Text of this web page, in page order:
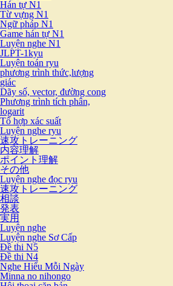
Hán tự N1
Từ vựng N1
Ngữ pháp N1
Game hán tự N1
Luyện nghe N1
JLPT-1kyu
Luyện toán ryu
phương trình thức,lượng
giác
Dãy số, vector, đường cong
Phương trình tích phân,
logarit
Tổ hợp xác suất
Luyện nghe ryu
速攻トレーニング
内容理解
ポイント理解
その他
Luyện nghe đọc ryu
速攻トレーニング
相談
発表
実用
Luyện nghe
Luyện nghe Sơ Cấp
Đề thi N5
Đề thi N4
Nghe Hiểu Mỗi Ngày
Minna no nihongo